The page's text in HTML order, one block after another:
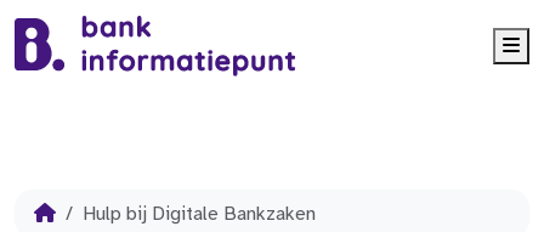
Hulp bij Digitale Bankzaken